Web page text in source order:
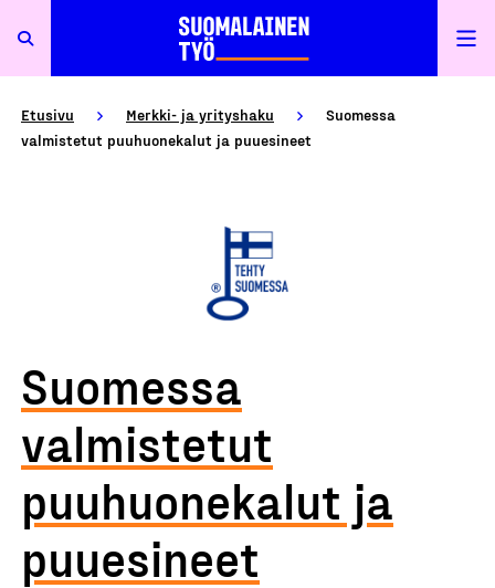
Etusivu Merkki- ja yrityshaku
Suomessa
valmistetut puuhuonekalut ja puuesineet
Suomessa
valmistetut
puuhuonekalut ja
puuesineet